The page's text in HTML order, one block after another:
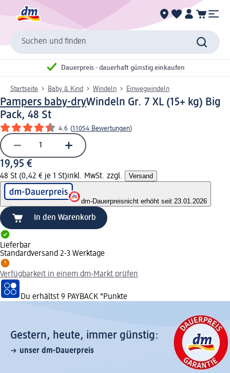
Suchen und finden
Dauerpreis - dauerhaft günstig einkaufen
Startseite Baby & Kind Windeln Einwegwindeln
Pampers baby-dryWindeln Gr. 7 XL (15+ kg) Big
Pack, 48 St
4.6 (11054 Bewertungen)
19,95 €
48 St (0,42 € je 1 St)inkl. MwSt. zzgl. Versand
dm-Dauerpreisnicht erhöht seit 23.01.2026
In den Warenkorb
Lieferbar
Standardversand 2-3 Werktage
Verfügbarkeit in einem dm-Markt prüfen
Du erhältst 9 PAYBACK °Punkte
Gestern, heute, immer günstig:
unser dm-Dauerpreis